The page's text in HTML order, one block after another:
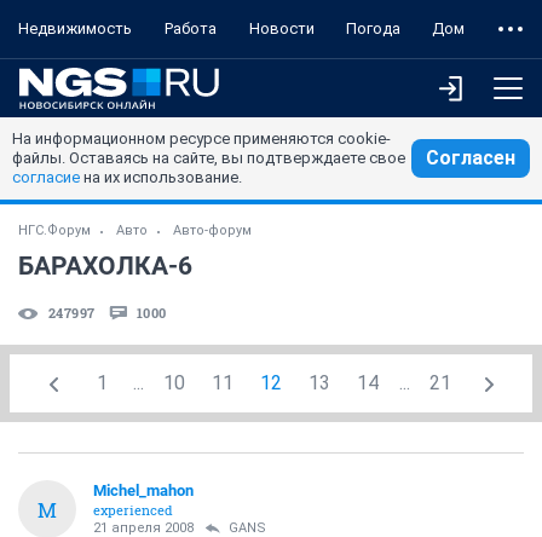
Недвижимость Работа Новости Погода Дом
На информационном ресурсе применяются cookie-
файлы. Оставаясь на сайте, вы подтверждаете свое
согласие на их использование.
Согласен
НГС.Форум Авто Авто-форум
БАРАХОЛКА-6
247997 1000
1 ... 10 11 12 13 14 ... 21
M
Michel_mahon
experienced
21 апреля 2008 GANS